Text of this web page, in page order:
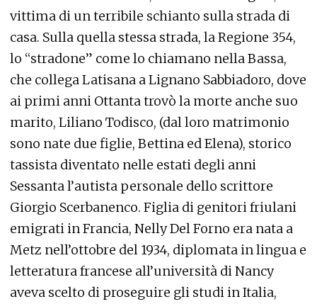
vittima di un terribile schianto sulla strada di
casa. Sulla quella stessa strada, la Regione 354,
lo “stradone” come lo chiamano nella Bassa,
che collega Latisana a Lignano Sabbiadoro, dove
ai primi anni Ottanta trovò la morte anche suo
marito, Liliano Todisco, (dal loro matrimonio
sono nate due figlie, Bettina ed Elena), storico
tassista diventato nelle estati degli anni
Sessanta l’autista personale dello scrittore
Giorgio Scerbanenco. Figlia di genitori friulani
emigrati in Francia, Nelly Del Forno era nata a
Metz nell’ottobre del 1934, diplomata in lingua e
letteratura francese all’università di Nancy
aveva scelto di proseguire gli studi in Italia,